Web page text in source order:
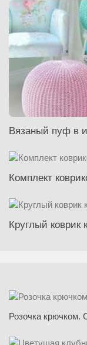
Вязаный пуф в
Комплект
Круглый коврик
Розочка крючком.